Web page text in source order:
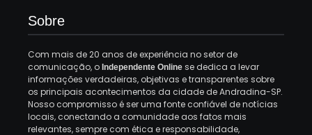
Sobre
Com mais de 20 anos de experiência no setor de
comunicação, o Independente Online se dedica a levar
informações verdadeiras, objetivas e transparentes sobre
os principais acontecimentos da cidade de Andradina-SP.
Nosso compromisso é ser uma fonte confiável de notícias
locais, conectando a comunidade aos fatos mais
relevantes, sempre com ética e responsabilidade,